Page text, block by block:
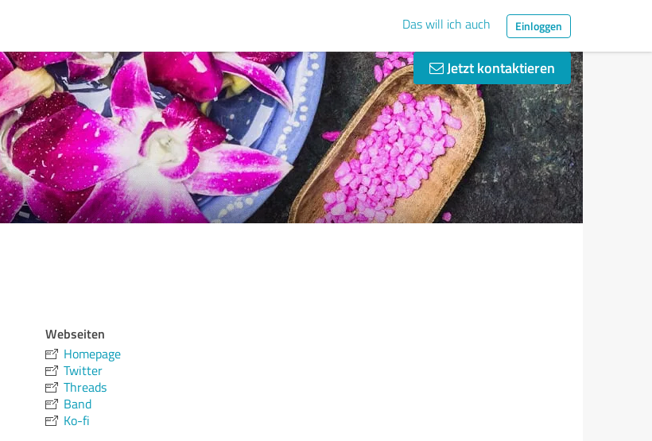
Das will ich auch Einloggen
Jetzt kontaktieren
Webseiten
Homepage
Twitter
Threads
Band
Ko-fi